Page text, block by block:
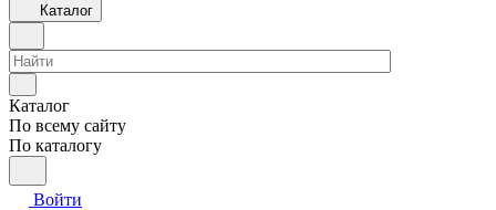
Каталог
Каталог
По всему сайту
По каталогу
Войти